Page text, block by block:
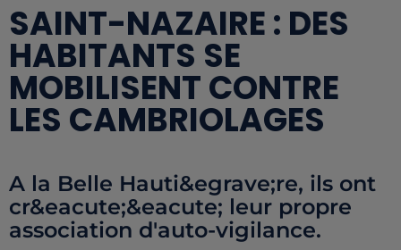
SAINT-NAZAIRE : DES
HABITANTS SE
MOBILISENT CONTRE
LES CAMBRIOLAGES
A la Belle Hauti&egrave;re, ils ont
cr&eacute;&eacute; leur propre
association d'auto-vigilance.